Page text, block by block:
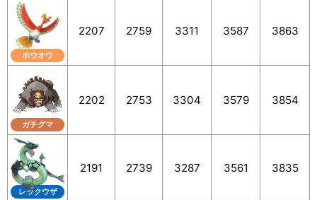
ホウオウ
2207 2759 3311 3587 3863
ガチグマ
2202 2753 3304 3579 3854
レックウザ
2191 2739 3287 3561 3835